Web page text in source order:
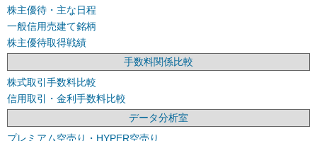
株主優待・主な日程
一般信用売建て銘柄
株主優待取得戦績
手数料関係比較
株式取引手数料比較
信用取引・金利手数料比較
データ分析室
プレミアム空売り・HYPER空売り